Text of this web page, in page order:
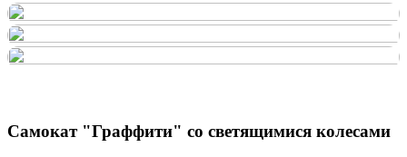
Самокат "Граффити" со светящимися колесами